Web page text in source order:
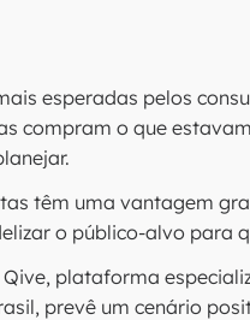
esperadas pelos
compram o que
têm uma vantagem
o público-alvo para
Qive, plataforma
prevê um cenário